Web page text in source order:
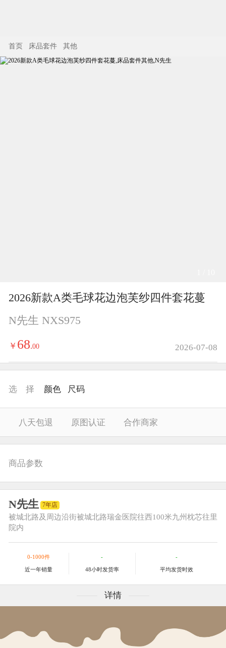
首页 床品套件 其他
2026新款A类毛球花边泡芙纱四件套花蔓
N先生 NXS975
￥ 68.00 2026-07-08
选 择 颜色 尺码
八天包退 原图认证 合作商家
商品参数
N先生 7年店
被城北路及周边沿街被城北路瑞金医院往西100米九州枕芯往里
院内
0-1000件
近一年销量
-
48小时发货率
-
平均发货时效
详情